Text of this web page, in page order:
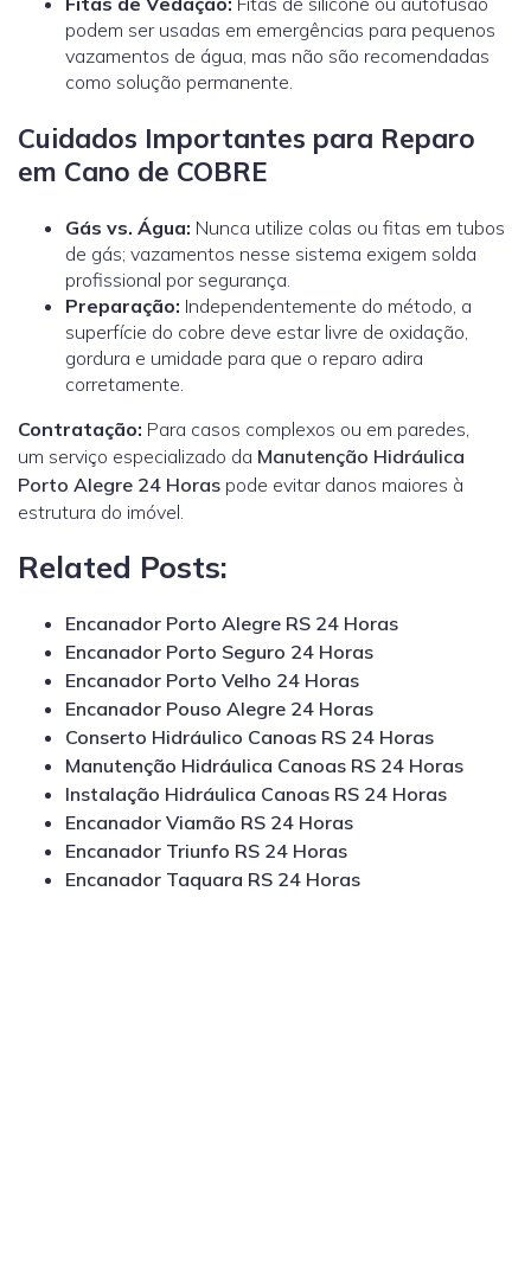
podem ser usadas em emergências para pequenos
vazamentos de água, mas não são recomendadas
como solução permanente.
Cuidados Importantes para Reparo
em Cano de COBRE
Gás vs. Água: Nunca utilize colas ou fitas em tubos
de gás; vazamentos nesse sistema exigem solda
profissional por segurança.
Preparação: Independentemente do método, a
superfície do cobre deve estar livre de oxidação,
gordura e umidade para que o reparo adira
corretamente.
Contratação: Para casos complexos ou em paredes,
um serviço especializado da Manutenção Hidráulica
Porto Alegre 24 Horas pode evitar danos maiores à
estrutura do imóvel.
Related Posts:
Encanador Porto Alegre RS 24 Horas
Encanador Porto Seguro 24 Horas
Encanador Porto Velho 24 Horas
Encanador Pouso Alegre 24 Horas
Conserto Hidráulico Canoas RS 24 Horas
Manutenção Hidráulica Canoas RS 24 Horas
Instalação Hidráulica Canoas RS 24 Horas
Encanador Viamão RS 24 Horas
Encanador Triunfo RS 24 Horas
Encanador Taquara RS 24 Horas